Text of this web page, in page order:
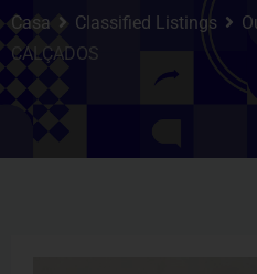
Casa Classified Listings
CALÇADOS